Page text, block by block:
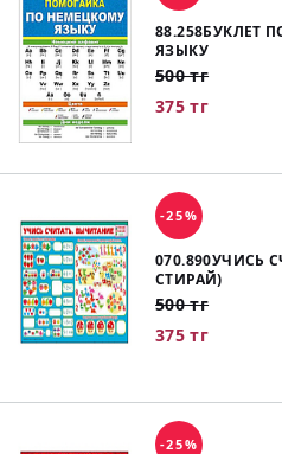
88.258БУКЛЕТ
ЯЗЫКУ
500 тг
375 тг
-25%
070.890УЧИСЬ
СТИРАЙ)
500 тг
375 тг
-25%